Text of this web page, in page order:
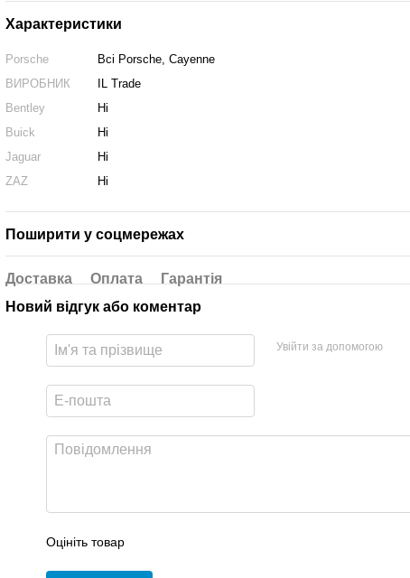
Характеристики
Porsche
Всі Porsche, Cayenne
ВИРОБНИК
IL Trade
Bentley
Ні
Buick
Ні
Jaguar
Ні
ZAZ
Ні
Поширити у соцмережах
Доставка Оплата
Гарантія
Новий відгук або коментар
Увійти за допомогою
Оцініть товар